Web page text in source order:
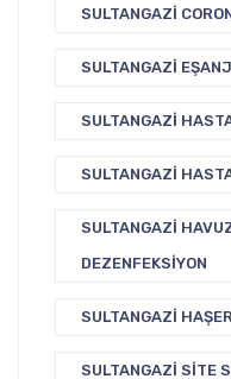
SULTANGAZI
SULTANGAZI
SULTANGAZI
SULTANGAZI
SULTANGAZI
DEZENFEKSIYON
SULTANGAZI
SULTANGAZI SITE